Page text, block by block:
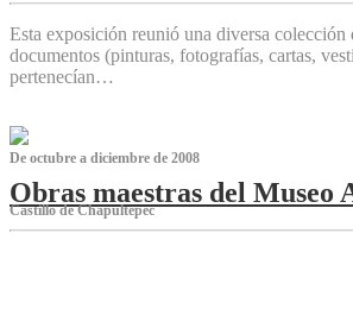
Esta exposición reunió una diversa colección
documentos (pinturas, fotografías, cartas,
pertenecían…
De octubre a diciembre de 2008
Obras maestras del Museo
Castillo de Chapultepec